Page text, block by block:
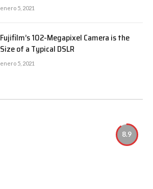
enero 5, 2021
Fujifilm’s 102-Megapixel Camera is the
Size of a Typical DSLR
enero 5, 2021
8.9